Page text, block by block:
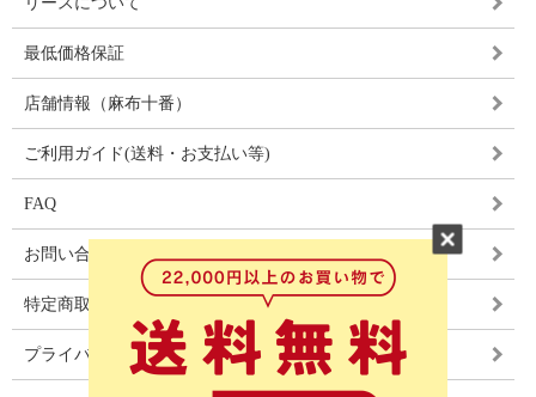
最低価格保証
店舗情報（麻布十番）
ご利用ガイド(送料・お支払い等)
FAQ
お問い合わせ
特定商取引法に基づく表記
プライバシーポリシー